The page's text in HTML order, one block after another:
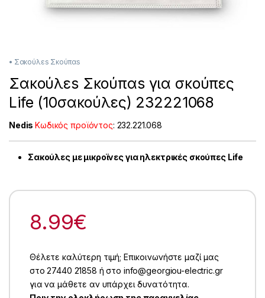
• Σακούλεs Σκούπαs
Σακούλεs Σκούπαs για σκούπες
Life (10σακούλες) 232221068
Nedis Κωδικός προϊόντος: 232.221.068
Σακούλες με μικροϊνες για ηλεκτρικές σκούπες Life
8.99€
Θέλετε καλύτερη τιμή; Επικοινωνήστε μαζί μας
στο 27440 21858 ή στο info@georgiou-electric.gr
για να μάθετε αν υπάρχει δυνατότητα.